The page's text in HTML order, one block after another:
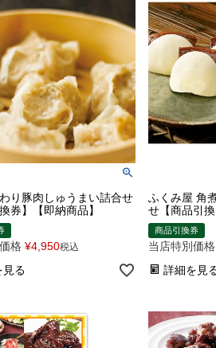
り豚肉しゅうまい詰合せ
券】【即納商品】
格 ¥4,950税込
見る
ふくみ屋 角
せ【商品引換
商品引換券
当店特別価格
詳細を見